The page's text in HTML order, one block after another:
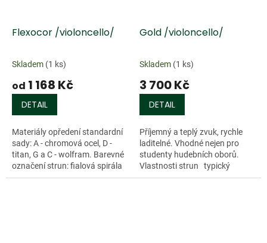
Flexocor /violoncello/
Skladem (1 ks)
od 1 168 Kč
DETAIL
Materiály opředení standardní
sady: A - chromová ocel, D -
titan, G a C - wolfram. Barevné
označení strun: fialová spirála
na žlutém podkladě.
Gold /violoncello/
Skladem (1 ks)
3 700 Kč
DETAIL
Příjemný a teplý zvuk, rychle
laditelné. Vhodné nejen pro
studenty hudebních oborů.
Vlastnosti strun typický
barevný tón střevových strun